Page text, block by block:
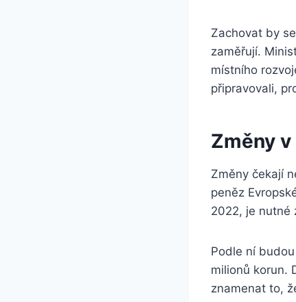
Zachovat by
zaměřují.
místního
připravovali,
Změny
Změny čekají
peněz
2022, je nutné
Podle ní
milionů korun.
znamenat to,